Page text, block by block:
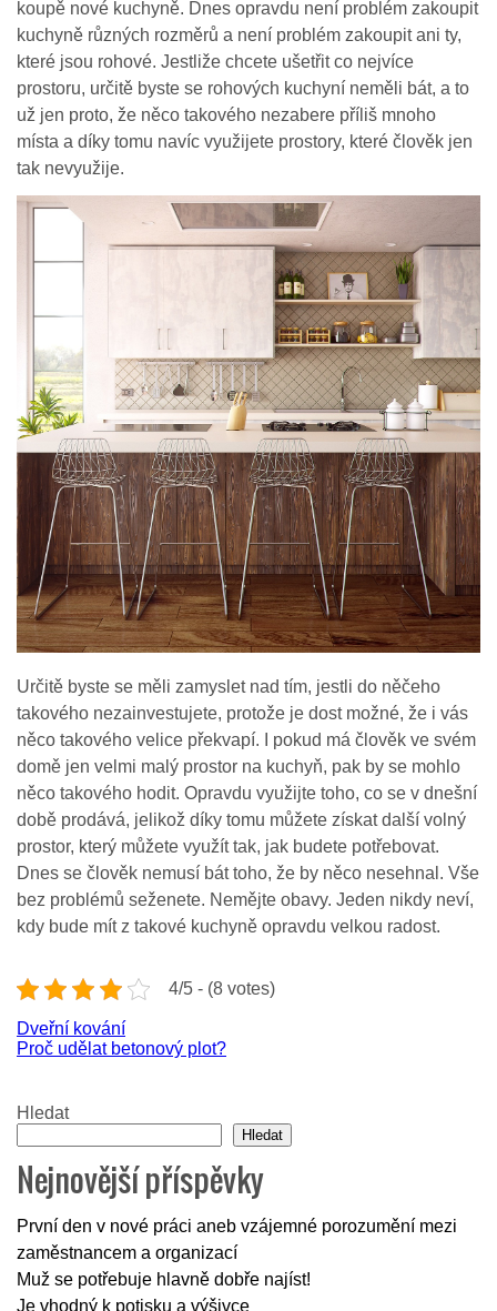
koupě nové kuchyně. Dnes opravdu není problém zakoupit
kuchyně různých rozměrů a není problém zakoupit ani ty,
které jsou rohové. Jestliže chcete ušetřit co nejvíce
prostoru, určitě byste se rohových kuchyní neměli bát, a to
už jen proto, že něco takového nezabere příliš mnoho
místa a díky tomu navíc využijete prostory, které člověk jen
tak nevyužije.
Určitě byste se měli zamyslet nad tím, jestli do něčeho
takového nezainvestujete, protože je dost možné, že i vás
něco takového velice překvapí. I pokud má člověk ve svém
domě jen velmi malý prostor na kuchyň, pak by se mohlo
něco takového hodit. Opravdu využijte toho, co se v dnešní
době prodává, jelikož díky tomu můžete získat další volný
prostor, který můžete využít tak, jak budete potřebovat.
Dnes se člověk nemusí bát toho, že by něco nesehnal. Vše
bez problémů seženete. Nemějte obavy. Jeden nikdy neví,
kdy bude mít z takové kuchyně opravdu velkou radost.
4/5 - (8 votes)
Navigace
pro
příspěvek
Dveřní kování
Proč udělat betonový plot?
Hledat
Hledat
Nejnovější příspěvky
První den v nové práci aneb vzájemné porozumění mezi
zaměstnancem a organizací
Muž se potřebuje hlavně dobře najíst!
Je vhodný k potisku a výšivce